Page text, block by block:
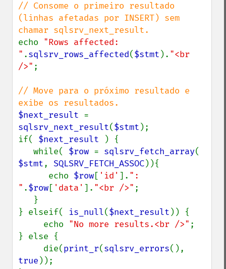
// Consome o primeiro resultado
(linhas afetadas por INSERT) sem
echo "Rows affected:
" .sqlsrv_rows_affected($stmt ). "<br
/>" ;
// Move para o próximo resultado e
$next_result
sqlsrv_next_result($stmt );
if( $next_result
) {
   while(
$row = sqlsrv_fetch_array
$stmt, SQLSRV_FETCH_ASSOC)){
      echo
$row[ 'id' ]. ":
" .$row[ 'data' ]. "<br />" ;
} elseif( is_null($next_result )) {
     echo
"No more results.<br />" ;
} else {
     die(
print_r(sqlsrv_errors
true ));